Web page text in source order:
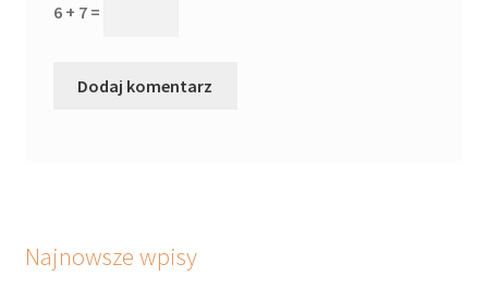
6 + 7 =
Najnowsze wpisy